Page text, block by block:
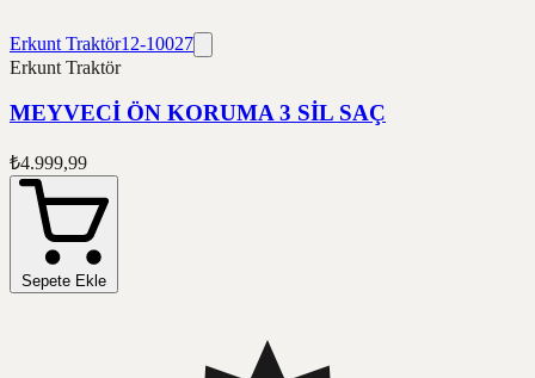
Erkunt Traktör12-10027
Erkunt Traktör
MEYVECİ ÖN KORUMA 3 SİL SAÇ
₺4.999,99
Sepete Ekle